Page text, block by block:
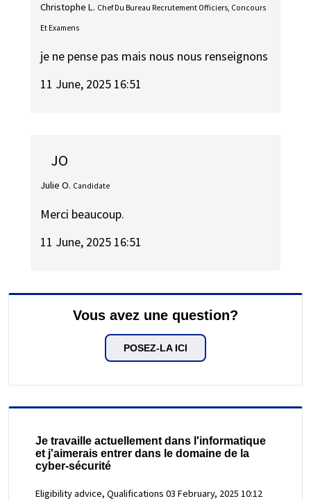
Christophe L. Chef Du Bureau Recrutement Officiers, Concours
Et Examens
je ne pense pas mais nous nous renseignons
11 June, 2025 16:51
JO
Julie O. Candidate
Merci beaucoup.
11 June, 2025 16:51
Vous avez une question?
POSEZ-LA ICI
Je travaille actuellement dans l'informatique
et j'aimerais entrer dans le domaine de la
cyber-sécurité
Eligibility advice, Qualifications 03 February, 2025 10:12